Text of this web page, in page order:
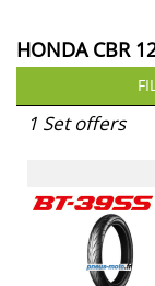
HONDA CBR
1 Set offers